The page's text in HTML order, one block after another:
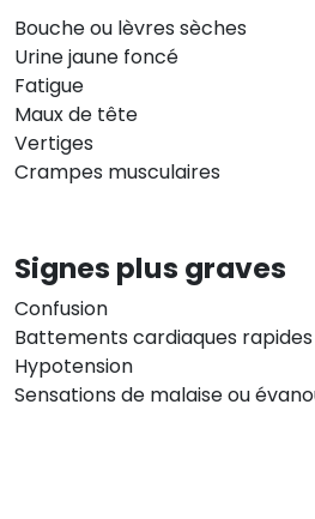
Bouche ou lèvres sèches
Urine jaune foncé
Fatigue
Maux de tête
Vertiges
Crampes musculaires
Signes plus graves
Confusion
Battements cardiaques rapides
Hypotension
Sensations de malaise ou